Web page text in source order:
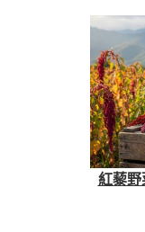
紅藜野